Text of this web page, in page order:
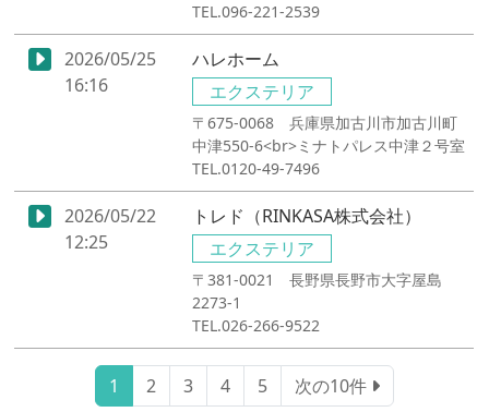
TEL.096-221-2539
2026/05/25
16:16
ハレホーム
エクステリア
〒675-0068 兵庫県加古川市加古川町
中津550-6<br>ミナトパレス中津２号室
TEL.0120-49-7496
2026/05/22
12:25
トレド（RINKASA株式会社）
エクステリア
〒381-0021 長野県長野市大字屋島
2273-1
TEL.026-266-9522
1 2 3 4 5 次の10件